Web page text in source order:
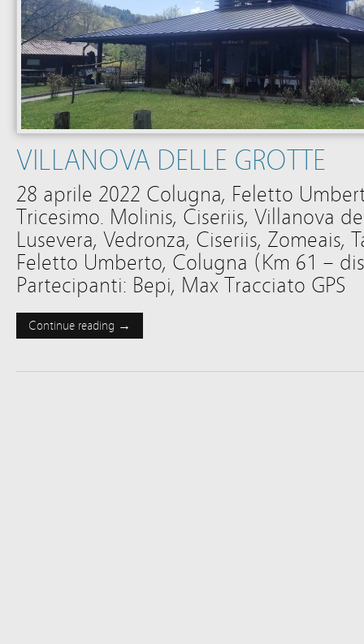
VILLANOVA DELLE GROTTE
28 aprile 2022 Colugna, Feletto
Tricesimo. Molinis, Ciseriis, Villanova
Lusevera, Vedronza, Ciseriis, Zomeais,
Feletto Umberto, Colugna (Km 61 –
Partecipanti: Bepi, Max Tracciato
Continue reading →